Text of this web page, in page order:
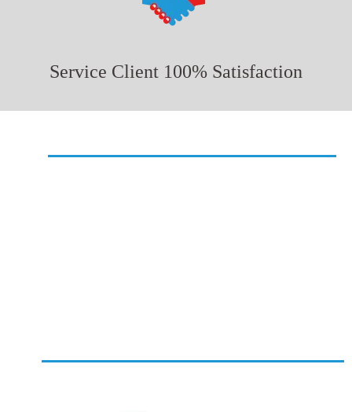
Service Client 100% Satisfaction